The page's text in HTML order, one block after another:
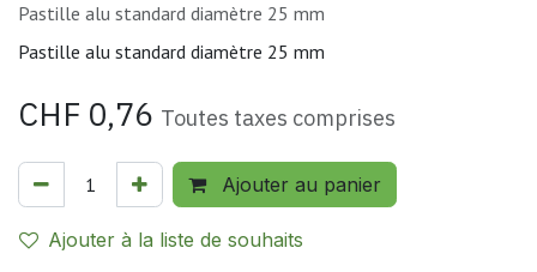
Pastille alu standard diamètre 25 mm
Pastille alu standard diamètre 25 mm
CHF 0,76 Toutes taxes comprises
Ajouter au panier
Ajouter à la liste de souhaits